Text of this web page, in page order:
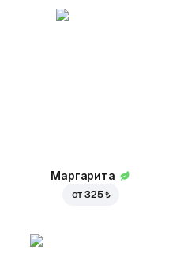
Маргарита
от325 ₺